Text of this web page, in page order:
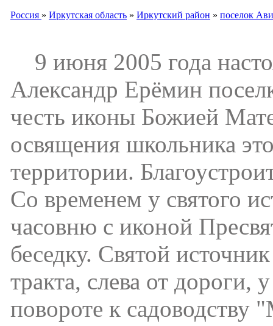
Россия » Иркутская область » Иркутский район » поселок
9 июня 2005 года
Александр Ерёмин
честь иконы Божией
освящения школьника
территории.
Со временем у святого
часовню с иконой
беседку. Святой
тракта, слева от дороги,
повороте к садоводству